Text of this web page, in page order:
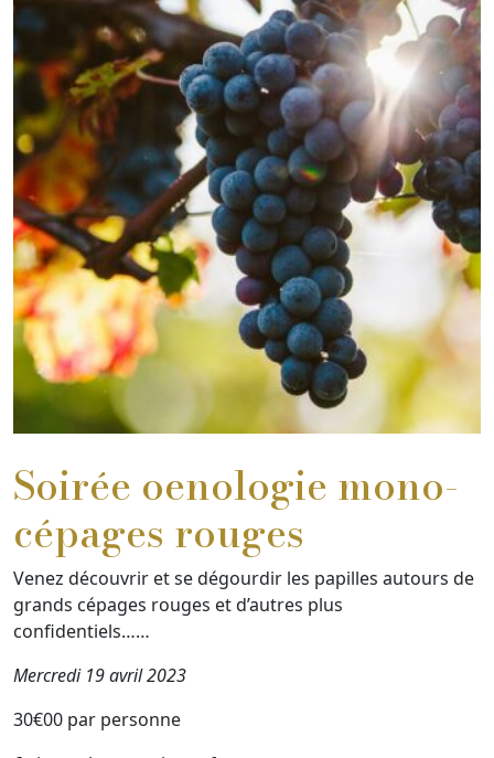
Soirée oenologie mono-
cépages rouges
Venez découvrir et se dégourdir les papilles autours de
grands cépages rouges et d’autres plus
confidentiels……
Mercredi 19 avril 2023
30€00 par personne